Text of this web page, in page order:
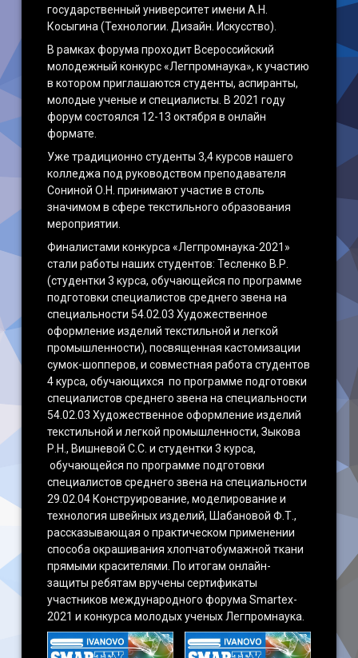
государственный университет имени А.Н.
Косыгина (Технологии. Дизайн. Искусство).
В рамках форума проходит Всероссийский
молодежный конкурс «Легпромнаука», к участию
в котором приглашаются студенты, аспиранты,
молодые ученые и специалисты. В 2021 году
форум состоялся 12-13 октября в онлайн
формате.
Уже традиционно студенты 3,4 курсов нашего
колледжа под руководством преподавателя
Сониной О.Н. принимают участие в столь
значимом в сфере текстильного образования
мероприятии.
Финалистами конкурса «Легпромнаука-2021»
стали работы наших студентов: Тесленко В.Р.
(студентки 3 курса, обучающейся по программе
подготовки специалистов среднего звена на
специальности 54.02.03 Художественное
оформление изделий текстильной и легкой
промышленности), посвященная кастомизации
сумок-шопперов, и совместная работа студентов
4 курса, обучающихся по программе подготовки
специалистов среднего звена на специальности
54.02.03 Художественное оформление изделий
текстильной и легкой промышленности, Зыкова
Р.Н., Вишневой С.С. и студентки 3 курса,
обучающейся по программе подготовки
специалистов среднего звена на специальности
29.02.04 Конструирование, моделирование и
технология швейных изделий, Шабановой Ф.Т.,
рассказывающая о практическом применении
способа окрашивания хлопчатобумажной ткани
прямыми красителями. По итогам онлайн-
защиты ребятам вручены сертификаты
участников международного форума Smartex-
2021 и конкурса молодых ученых Легпромнаука.